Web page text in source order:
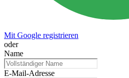
Mit Google registrieren
oder
Name
E-Mail-Adresse